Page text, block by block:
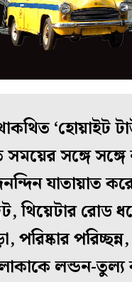
‘হোয়াইট
সঙ্গে সঙ্গে
যাতায়াত
থিয়েটার
, পরিষ্কার
লন্ডন-